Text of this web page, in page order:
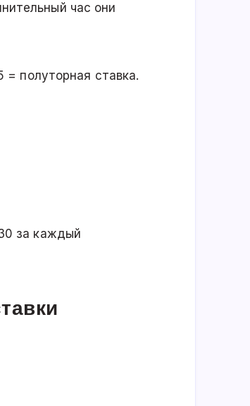
час они
= полуторная ставка.
за каждый